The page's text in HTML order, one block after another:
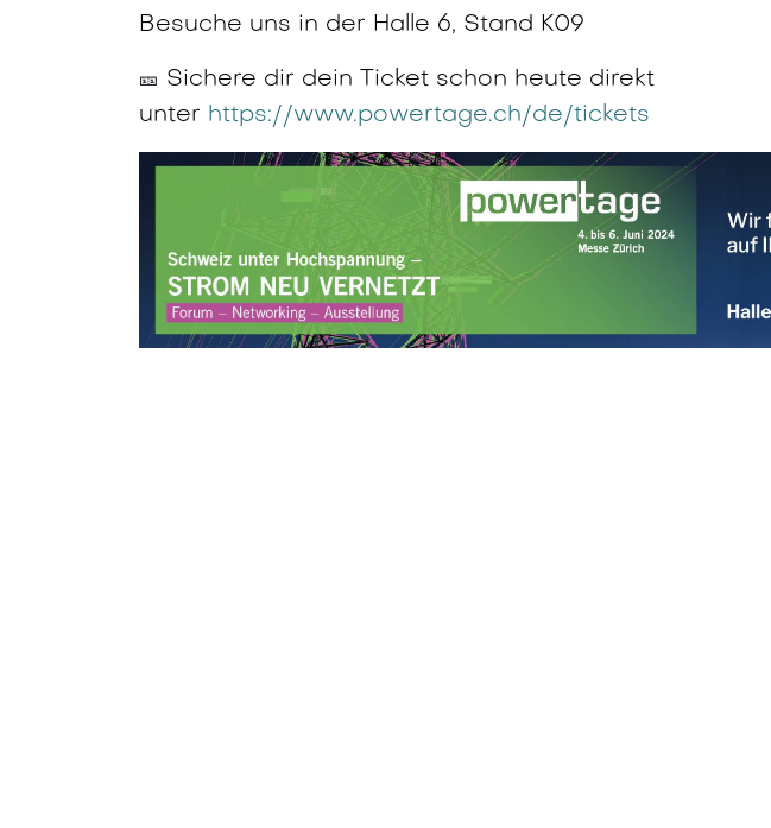
Besuche uns in der Halle 6, Stand K09
🎫 Sichere dir dein Ticket schon heute direkt
unter https://www.powertage.ch/de/tickets